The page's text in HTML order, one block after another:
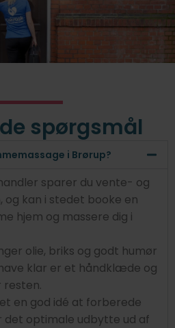
spørgsmål
i Brørup?
sparer du vente- og
og kan i stedet booke en
hjem og massere dig i
olie, briks og godt humør
klar er et håndklæde og
resten.
en god idé at forberede
det optimale udbytte ud af